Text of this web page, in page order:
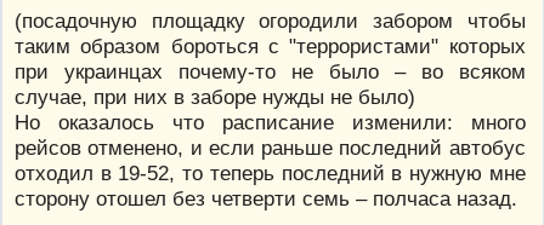
(посадочную площадку огородили забором чтобы
таким образом бороться с "террористами" которых
при украинцах почему-то не было – во всяком
случае, при них в заборе нужды не было)
Но оказалось что расписание изменили: много
рейсов отменено, и если раньше последний автобус
отходил в 19-52, то теперь последний в нужную мне
сторону отошел без четверти семь – полчаса назад.